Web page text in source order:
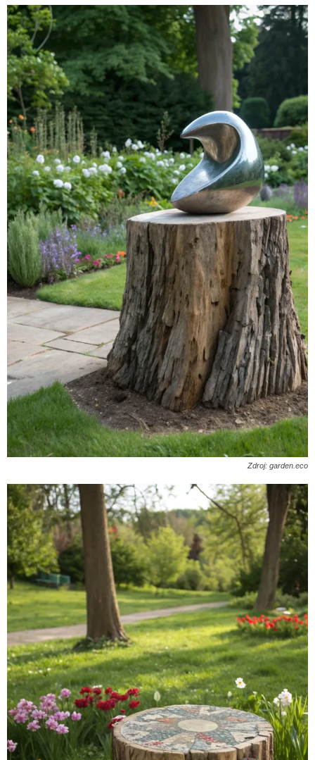
Zdroj: garden.eco